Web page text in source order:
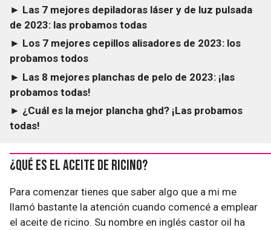
► Las 7 mejores depiladoras láser y de luz pulsada
de 2023: las probamos todas
► Los 7 mejores cepillos alisadores de 2023: los
probamos todos
► Las 8 mejores planchas de pelo de 2023: ¡las
probamos todas!
► ¿Cuál es la mejor plancha ghd? ¡Las probamos
todas!
¿Qué es el aceite de ricino?
Para comenzar tienes que saber algo que a mi me
llamó bastante la atención cuando comencé a emplear
el aceite de ricino. Su nombre en inglés castor oil ha